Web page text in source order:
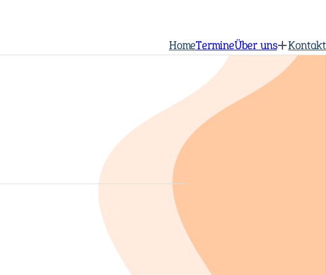
HomeTermineÜber uns Kontakt